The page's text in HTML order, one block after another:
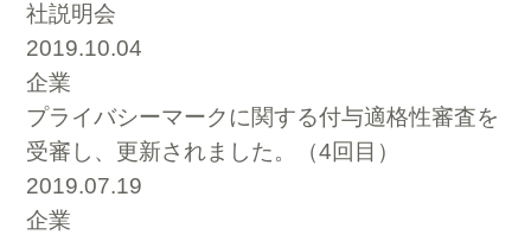
社説明会
2019.10.04
企業
プライバシーマークに関する付与適格性審査を
受審し、更新されました。（4回目）
2019.07.19
企業